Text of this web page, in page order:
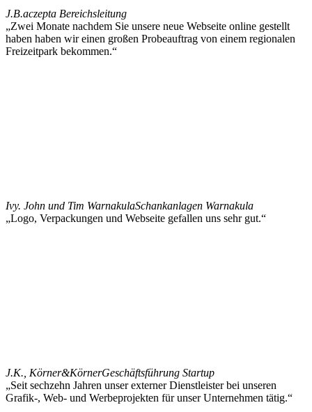
J.B.aczepta Bereichsleitung
„Zwei Monate nachdem Sie unsere neue Webseite online gestellt
haben haben wir einen großen Probeauftrag von einem regionalen
Freizeitpark bekommen.“
Ivy. John und Tim WarnakulaSchankanlagen Warnakula
„Logo, Verpackungen und Webseite gefallen uns sehr gut.“
J.K., Körner&KörnerGeschäftsführung Startup
„Seit sechzehn Jahren unser externer Dienstleister bei unseren
Grafik-, Web- und Werbeprojekten für unser Unternehmen tätig.“